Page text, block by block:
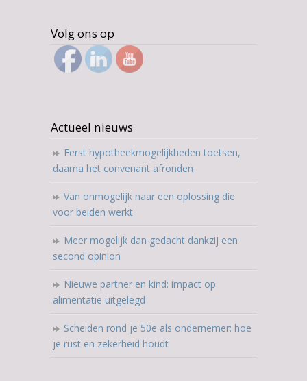
Volg ons op
Actueel nieuws
Eerst hypotheekmogelijkheden toetsen,
daarna het convenant afronden
Van onmogelijk naar een oplossing die
voor beiden werkt
Meer mogelijk dan gedacht dankzij een
second opinion
Nieuwe partner en kind: impact op
alimentatie uitgelegd
Scheiden rond je 50e als ondernemer: hoe
je rust en zekerheid houdt